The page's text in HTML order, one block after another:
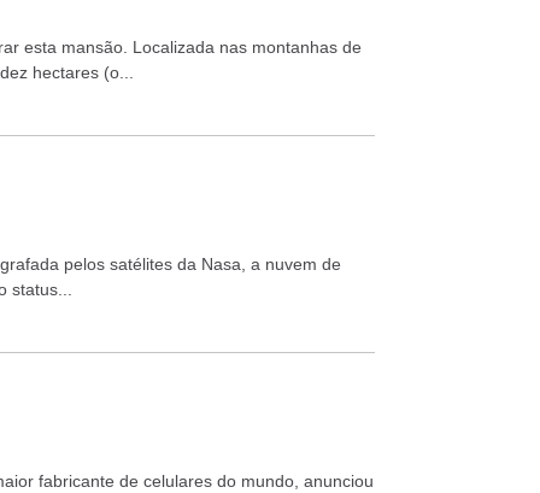
esta mansão. Localizada nas montanhas de
hectares (o...
pelos satélites da Nasa, a nuvem de
fabricante de celulares do mundo, anunciou